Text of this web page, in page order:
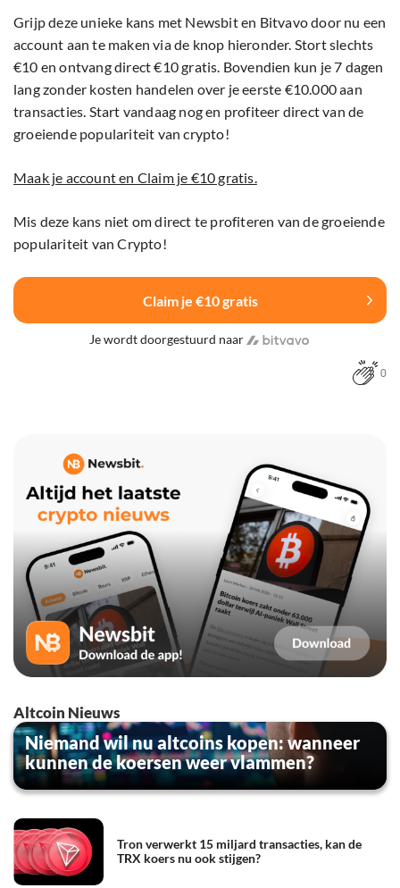
Grijp deze unieke kans met Newsbit en Bitvavo door nu een
account aan te maken via de knop hieronder. Stort slechts
€10 en ontvang direct €10 gratis. Bovendien kun je 7 dagen
lang zonder kosten handelen over je eerste €10.000 aan
transacties. Start vandaag nog en profiteer direct van de
groeiende populariteit van crypto!
Maak je account en Claim je €10 gratis.
Mis deze kans niet om direct te profiteren van de groeiende
populariteit van Crypto!
Claim je €10 gratis
Je wordt doorgestuurd naar
0
Altcoin Nieuws
Niemand wil nu altcoins kopen: wanneer
kunnen de koersen weer vlammen?
Tron verwerkt 15 miljard transacties, kan de
TRX koers nu ook stijgen?